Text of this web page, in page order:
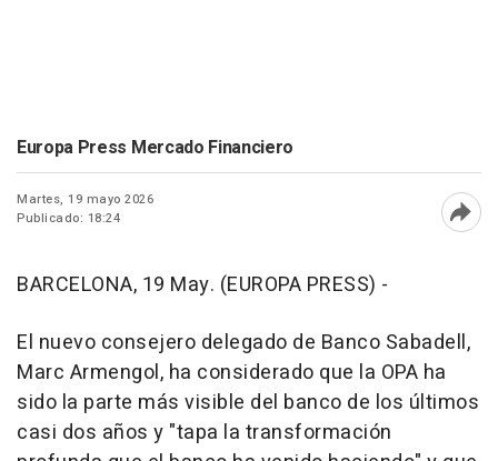
Europa Press Mercado Financiero
Martes, 19 mayo 2026
Publicado: 18:24
BARCELONA, 19 May. (EUROPA PRESS) -
El nuevo consejero delegado de Banco Sabadell,
Marc Armengol, ha considerado que la OPA ha
sido la parte más visible del banco de los últimos
casi dos años y "tapa la transformación